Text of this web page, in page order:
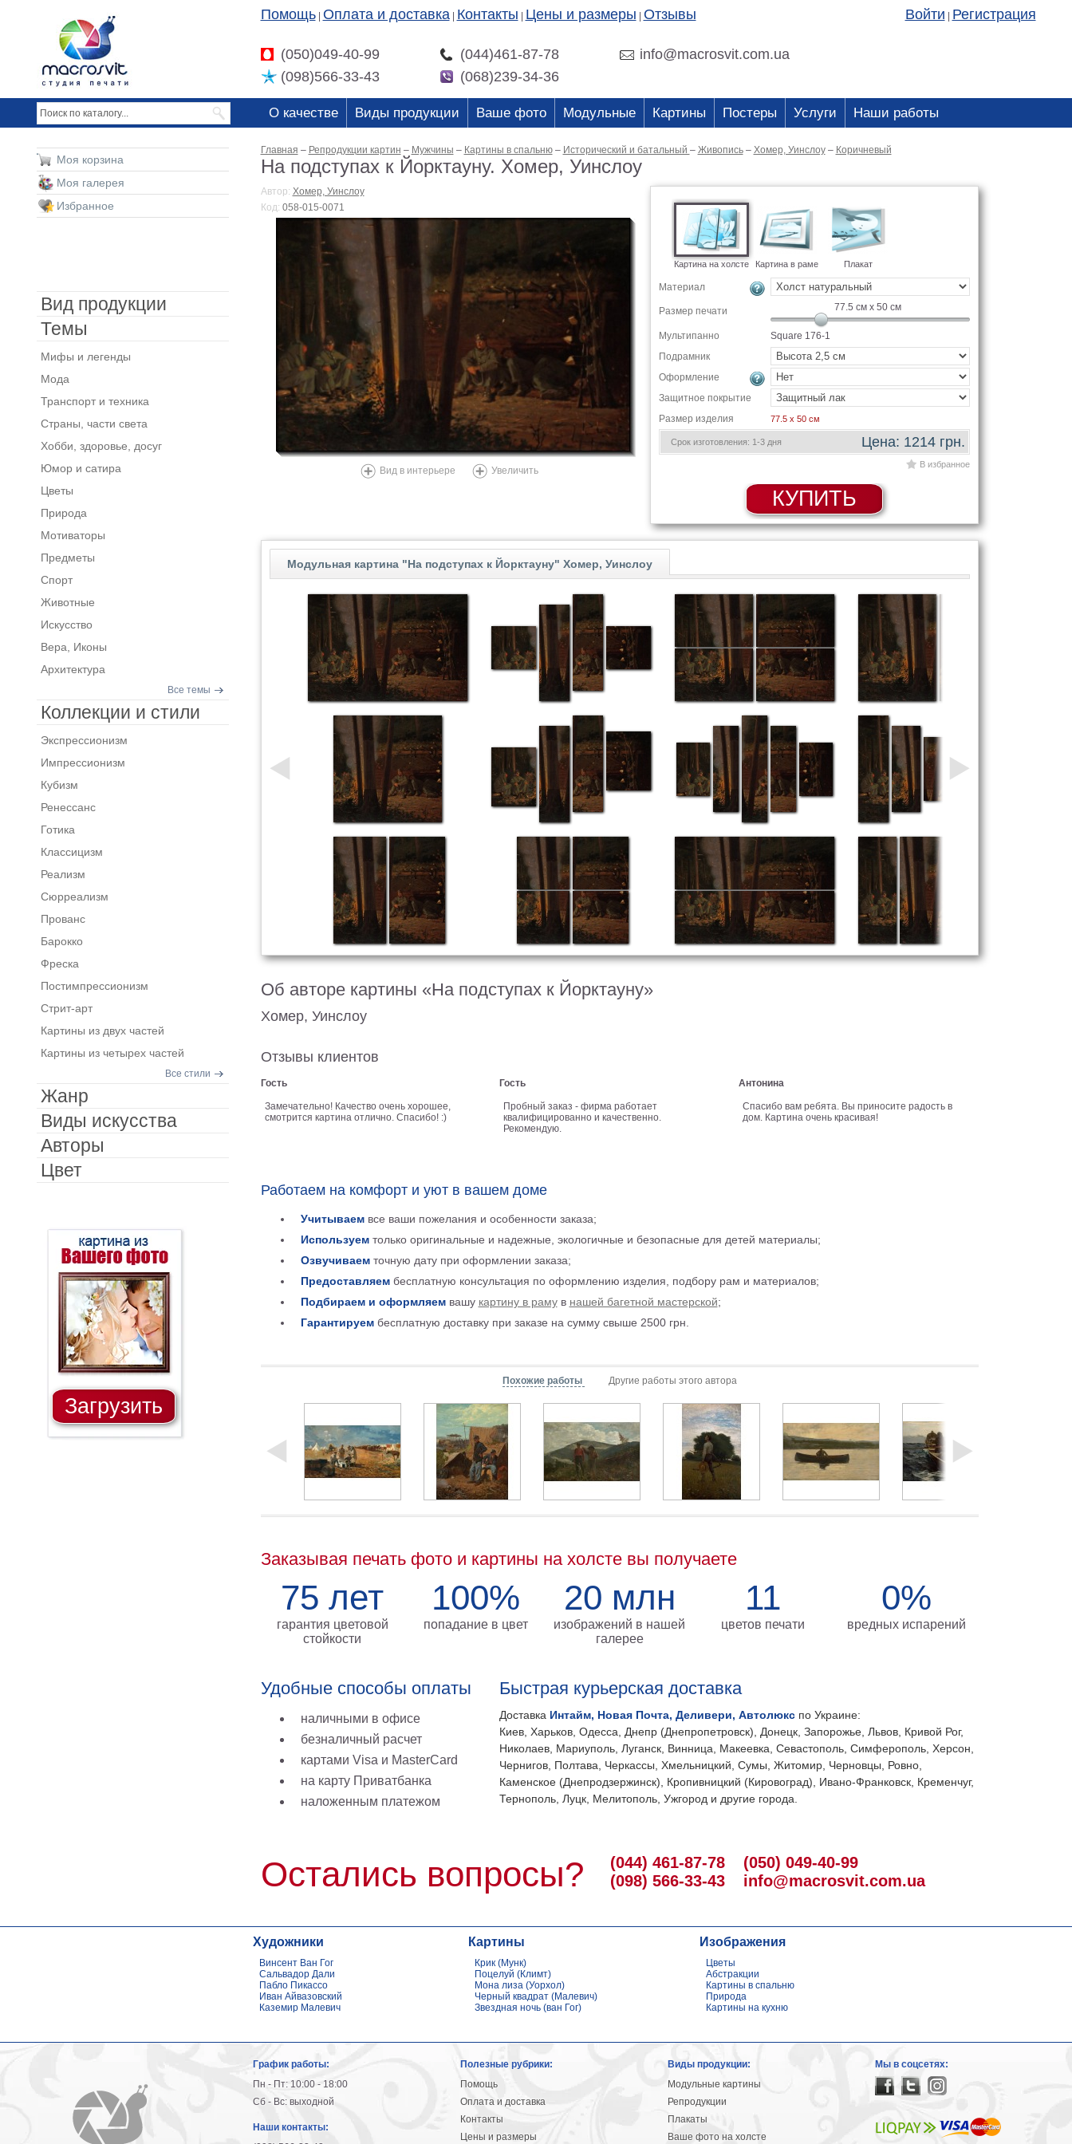
Помощь Оплата и доставка Контакты Цены и размеры Отзывы Войти Регистрация
(050)049-40-99 (044)461-87-78
info@macrosvit.com.ua
(098)566-33-43
(068)239-34-36
О качестве Виды продукции Ваше фото Модульные Картины Постеры Услуги Наши работы
Главная – Репродукции картин – Мужчины – Картины в спальню – Исторический и батальный – Живопись – Хомер, Уинслоу – Коричневый
На подступах к Йорктауну. Хомер, Уинслоу
Автор: Хомер, Уинслоу
Код: 058-015-0071
Вид в интерьере Увеличить
Картина на холсте Картина в раме Плакат
Материал
Размер печати 77.5 см x 50см
Мультипанно
Square 176-1
Подрамник
Оформление
Защитное покрытие
Размер изделия
77.5 x 50 см
Срок изготовления: 1-3 дня Цена: 1214 грн.
В избранное
КУПИТЬ
Модульная картина "На подступах к Йорктауну" Хомер, Уинслоу
Об авторе картины «На подступах к Йорктауну»
Хомер, Уинслоу
Отзывы клиентов
Гость
Замечательно! Качество очень хорошее,
смотрится картина отлично. Спасибо! :)
Гость
Пробный заказ - фирма работает
квалифицированно и качественно.
Рекомендую.
Антонина
Спасибо вам ребята. Вы приносите радость в
дом. Картина очень красивая!
Работаем на комфорт и уют в вашем доме
Учитываемвсе ваши пожелания и особенности заказа;
Используемтолько оригинальные и надежные, экологичные и безопасные для детей материалы;
Озвучиваемточную дату при оформлении заказа;
Предоставляембесплатную консультация по оформлению изделия, подбору рам и материалов;
Подбираем и оформляемвашу картину в рамув нашей багетной мастерской;
Гарантируембесплатную доставку при заказе на сумму свыше 2500 грн.
Похожие работы Другие работы этого автора
Заказывая печать фото и картины на холсте вы получаете
75 лет
гарантия цветовой
стойкости
100%
попадание в цвет
20 млн
изображений в нашей
галерее
11
цветов печати
0%
вредных испарений
Удобные способы оплаты
наличными в офисе
безналичный расчет
картами Visa и MasterCard
на карту Приватбанка
наложенным платежом
Быстрая курьерская доставка
Доставка Интайм, Новая Почта, Деливери, Автолюкс по Украине:
Киев, Харьков, Одесса, Днепр (Днепропетровск), Донецк, Запорожье, Львов, Кривой Рог,
Николаев, Мариуполь, Луганск, Винница, Макеевка, Севастополь, Симферополь, Херсон,
Чернигов, Полтава, Черкассы, Хмельницкий, Сумы, Житомир, Черновцы, Ровно,
Каменское (Днепродзержинск), Кропивницкий (Кировоград), Ивано-Франковск, Кременчуг,
Тернополь, Луцк, Мелитополь, Ужгород и другие города.
Остались вопросы?
(044) 461-87-78
(098) 566-33-43
(050) 049-40-99
info@macrosvit.com.ua
Моя корзина
Моя галерея
Избранное
Вид продукции
Темы
Мифы и легенды
Мода
Транспорт и техника
Страны, части света
Хобби, здоровье, досуг
Юмор и сатира
Цветы
Природа
Мотиваторы
Предметы
Спорт
Животные
Искусство
Вера, Иконы
Архитектура
Все темы
Коллекции и стили
Экспрессионизм
Импрессионизм
Кубизм
Ренессанс
Готика
Классицизм
Реализм
Сюрреализм
Прованс
Барокко
Фреска
Постимпрессионизм
Стрит-арт
Картины из двух частей
Картины из четырех частей
Все стили
Жанр
Виды искусства
Авторы
Цвет
Загрузить
Художники
Винсент Ван Гог
Сальвадор Дали
Пабло Пикассо
Иван Айвазовский
Каземир Малевич
Картины
Крик (Мунк)
Поцелуй (Климт)
Мона лиза (Уорхол)
Черный квадрат (Малевич)
Звездная ночь (ван Гог)
Изображения
Цветы
Абстракции
Картины в спальню
Природа
Картины на кухню
График работы:
Пн - Пт: 10:00 - 18:00
Сб - Вс: выходной
Наши контакты:
Полезные рубрики:
Помощь
Оплата и доставка
Контакты
Цены и размеры
Виды продукции:
Модульные картины
Репродукции
Плакаты
Ваше фото на холсте
Мы в соцсетях: